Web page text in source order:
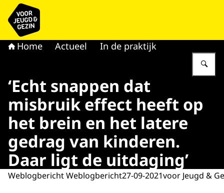
Naar de homepage van voor Jeugd & Gezin
Home Actueel In de praktijk
‘Echt snappen dat
misbruik effect heeft op
het brein en het latere
gedrag van kinderen.
Daar ligt de uitdaging’
Weblogbericht Weblogbericht27-09-2021voor Jeugd &